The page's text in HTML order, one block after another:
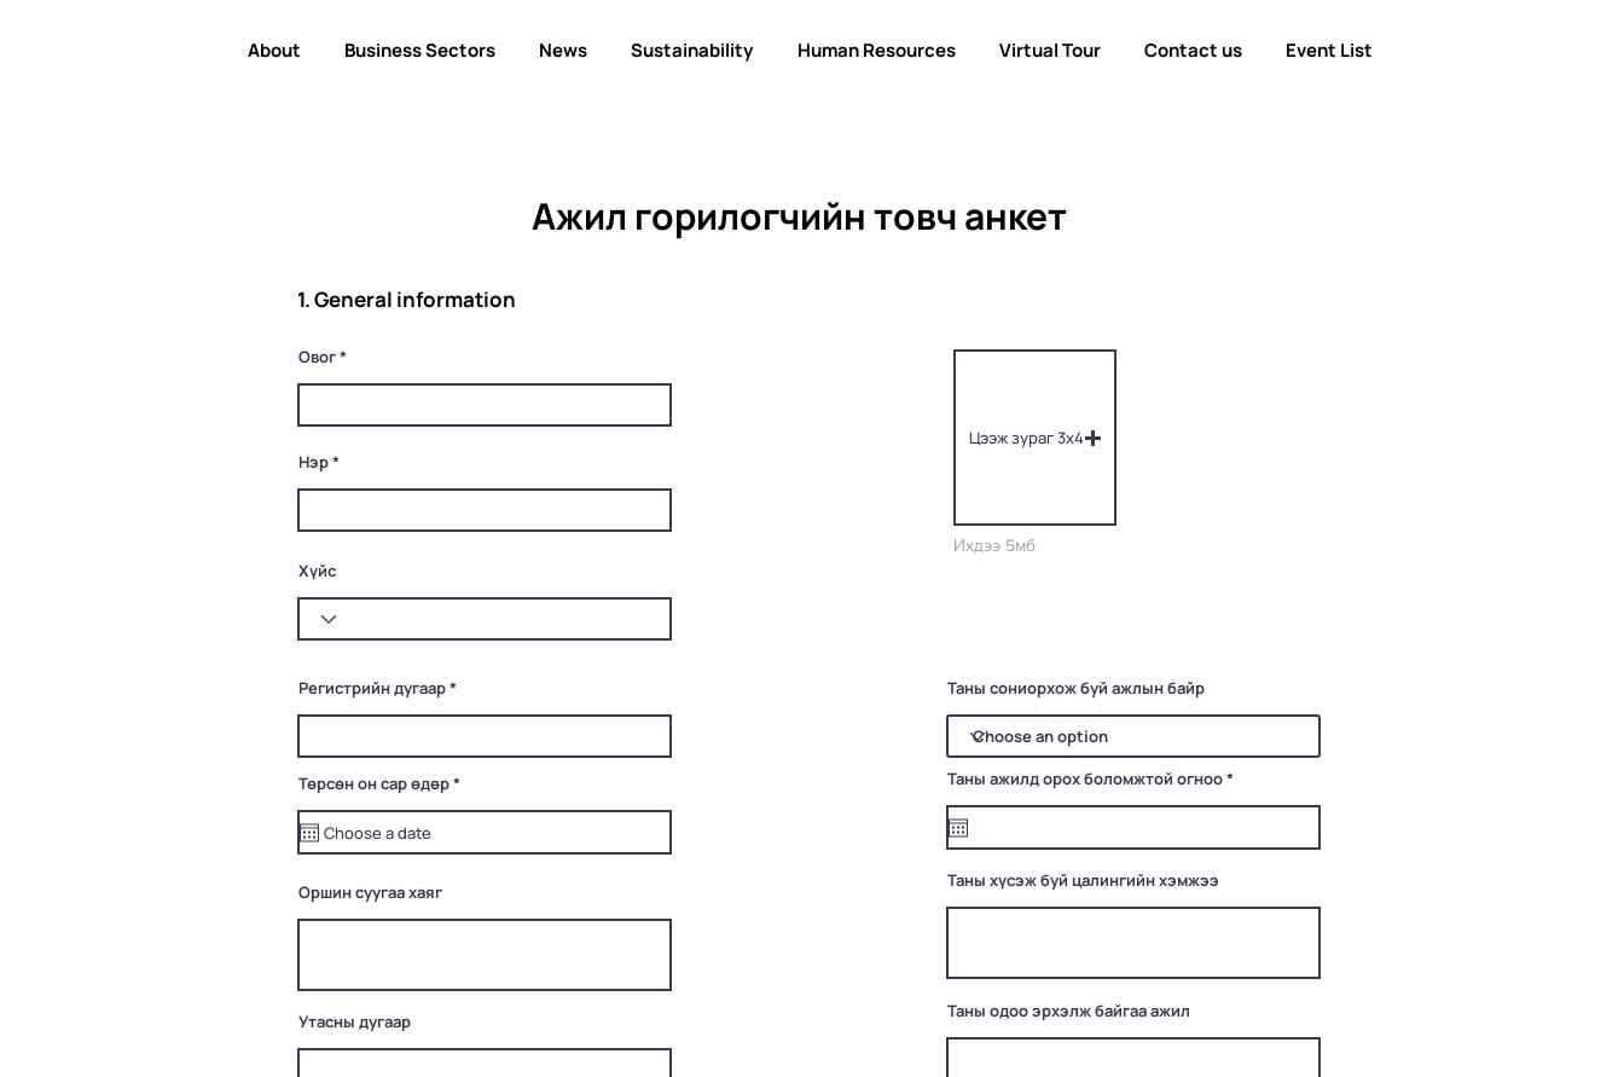
About Business Sectors News Sustainability Human Resources Virtual Tour Contact us Event List
Ажил горилогчийн товч анкет
1. General information
Овог
Нэр
Цээж зураг 3х4
Ихдээ 5мб
Хүйс
Регистрийн дугаар
Төрсөн он сар өдөр*
q
r
Оршин суугаа хаяг
Утасны дугаар
Таны сониорхож буй ажлын байр
Таны ажилд орох боломжтой огноо*
q
r
Таны хүсэж буй цалингийн хэмжээ
Таны одоо эрхэлж байгаа ажил